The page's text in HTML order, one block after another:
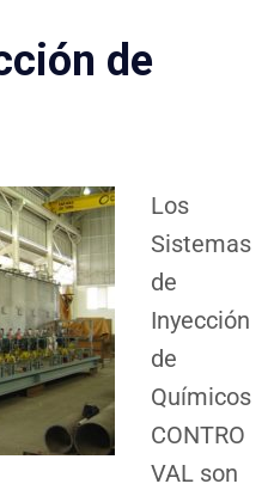
de
Los
Sistemas
de
Inyección
de
Químicos
CONTRO
VAL son